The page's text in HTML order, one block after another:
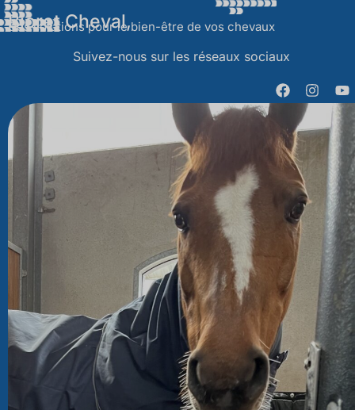
Bioret Cheval,
Des solutions pour le bien-être de vos chevaux
Suivez-nous sur les réseaux sociaux